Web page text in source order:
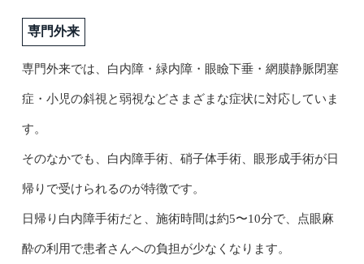
専門外来
専門外来では、白内障・緑内障・眼瞼下垂・網膜静脈閉塞
症・小児の斜視と弱視などさまざまな症状に対応していま
す。
そのなかでも、白内障手術、硝子体手術、眼形成手術が日
帰りで受けられるのが特徴です。
日帰り白内障手術だと、施術時間は約5〜10分で、点眼麻
酔の利用で患者さんへの負担が少なくなります。